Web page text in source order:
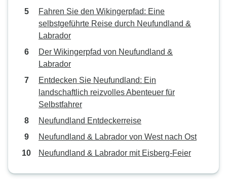
Fahren Sie den Wikingerpfad: Eine
selbstgeführte Reise durch Neufundland &
Labrador
Der Wikingerpfad von Neufundland &
Labrador
Entdecken Sie Neufundland: Ein
landschaftlich reizvolles Abenteuer für
Selbstfahrer
Neufundland Entdeckerreise
Neufundland & Labrador von West nach Ost
Neufundland & Labrador mit Eisberg-Feier